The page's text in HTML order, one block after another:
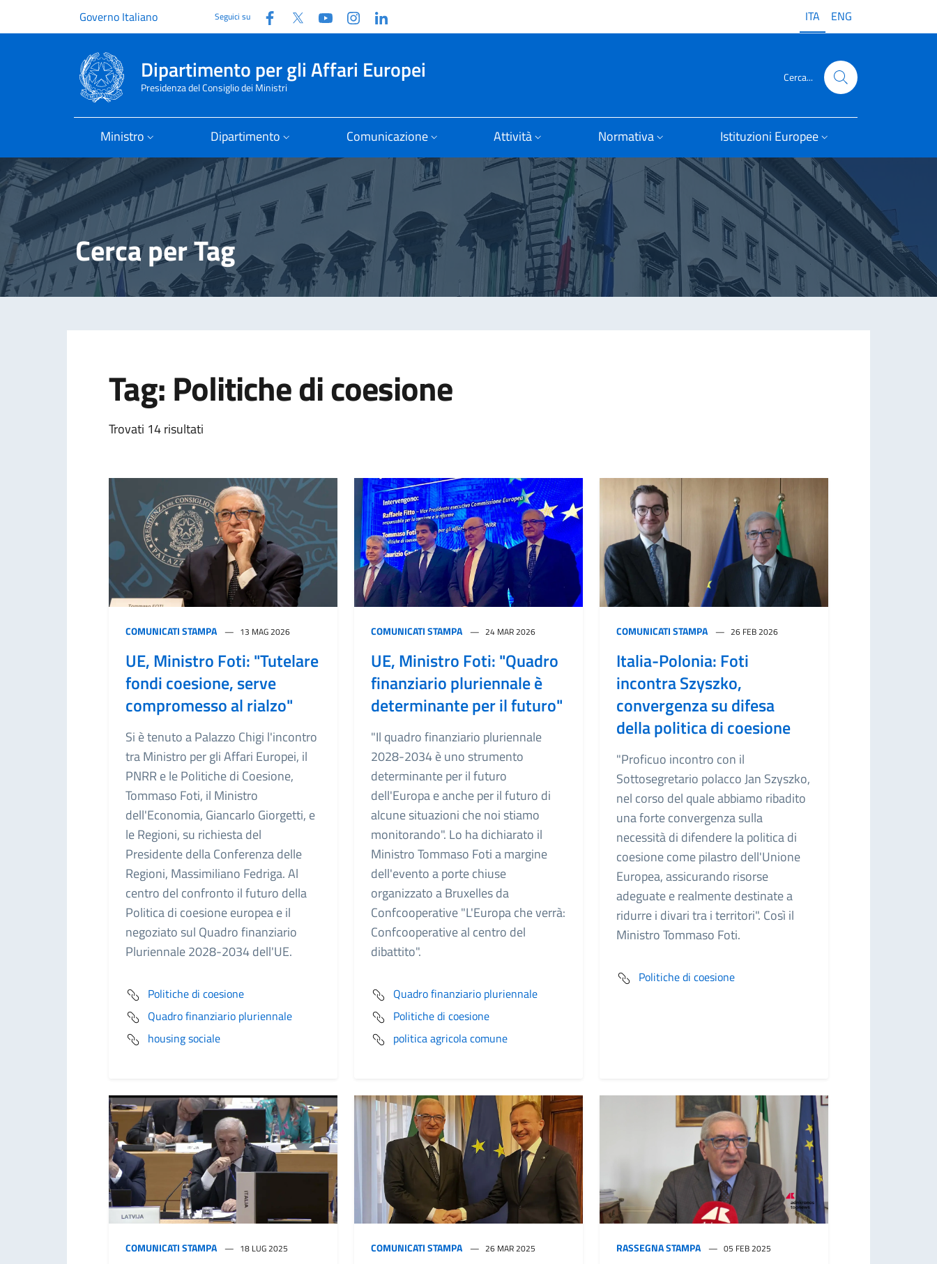
Governo Italiano Seguici su Facebook
Twitter YouTubeInstagram ITA ENG
Dipartimento per gli Affari Europei
Presidenza del Consiglio dei Ministri
Cerca...
Ministro Dipartimento Comunicazione Attività Normativa Istituzioni Europee
Cerca per Tag
Tag: Politiche di coesione
Trovati 14 risultati
COMUNICATI STAMPA 13 MAG 2026
UE, Ministro Foti: "Tutelare
fondi coesione, serve
compromesso al rialzo"
Si è tenuto a Palazzo Chigi l'incontro
tra Ministro per gli Affari Europei, il
PNRR e le Politiche di Coesione,
Tommaso Foti, il Ministro
dell'Economia, Giancarlo Giorgetti, e
le Regioni, su richiesta del
Presidente della Conferenza delle
Regioni, Massimiliano Fedriga. Al
centro del confronto il futuro della
Politica di coesione europea e il
negoziato sul Quadro finanziario
Pluriennale 2028-2034 dell'UE.
Politiche di coesione
Quadro finanziario pluriennale
housing sociale
COMUNICATI STAMPA 24 MAR 2026
UE, Ministro Foti: "Quadro
finanziario pluriennale è
determinante per il futuro"
"Il quadro finanziario pluriennale
2028-2034 è uno strumento
determinante per il futuro
dell'Europa e anche per il futuro di
alcune situazioni che noi stiamo
monitorando". Lo ha dichiarato il
Ministro Tommaso Foti a margine
dell'evento a porte chiuse
organizzato a Bruxelles da
Confcooperative "L'Europa che verrà:
Confcooperative al centro del
dibattito".
Quadro finanziario pluriennale
Politiche di coesione
politica agricola comune
COMUNICATI STAMPA 26 FEB 2026
Italia-Polonia: Foti
incontra Szyszko,
convergenza su difesa
della politica di coesione
"Proficuo incontro con il
Sottosegretario polacco Jan Szyszko,
nel corso del quale abbiamo ribadito
una forte convergenza sulla
necessità di difendere la politica di
coesione come pilastro dell'Unione
Europea, assicurando risorse
adeguate e realmente destinate a
ridurre i divari tra i territori". Così il
Ministro Tommaso Foti.
Politiche di coesione
COMUNICATI STAMPA 18 LUG 2025 COMUNICATI STAMPA 26 MAR 2025 RASSEGNA STAMPA 05 FEB 2025